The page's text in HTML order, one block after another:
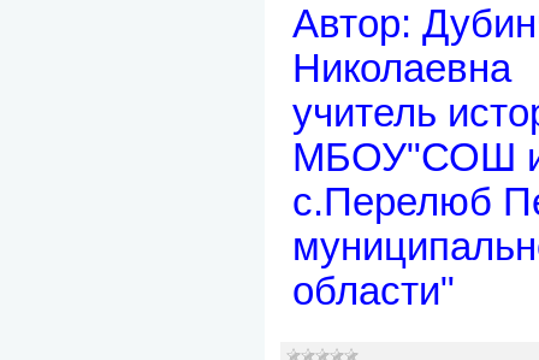
Автор:
Николаевна
учитель
МБОУ"СОШ
с.Перелюб
области"